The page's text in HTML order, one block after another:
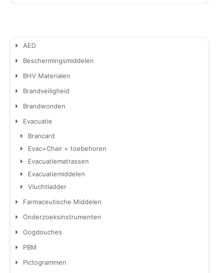
AED
Beschermingsmiddelen
BHV Materialen
Brandveiligheid
Brandwonden
Evacuatie
Brancard
Evac+Chair + toebehoren
Evacuatiematrassen
Evacuatiemiddelen
Vluchtladder
Farmaceutische Middelen
Onderzoeksinstrumenten
Oogdouches
PBM
Pictogrammen